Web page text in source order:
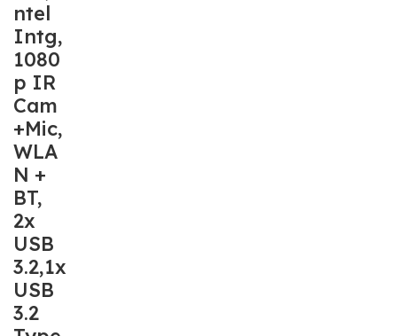
ntel
Intg,
1080
p IR
Cam
+Mic,
WLA
N +
BT,
2x
USB
3.2,1x
USB
3.2